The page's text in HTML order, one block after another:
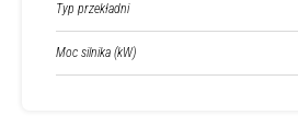
Typ przekładni
Moc silnika (kW)